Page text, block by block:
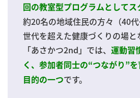
回の教室型プログラムとしてス
約20名の地域住民の方々（40代
世代を超えた健康づくりの場と
「あさかつ2nd」では、
運動習
く、参加者同士の“つながり”
目的の一つです。